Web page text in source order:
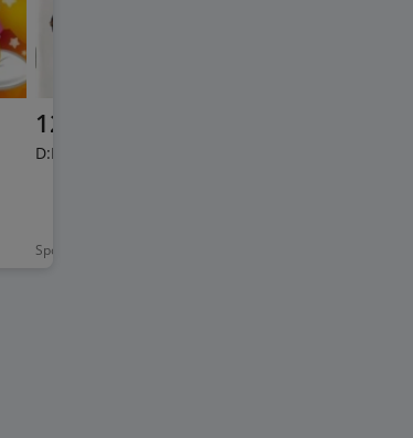
Sponsorowane
12
D:Ream – D:ream On Vol. 1